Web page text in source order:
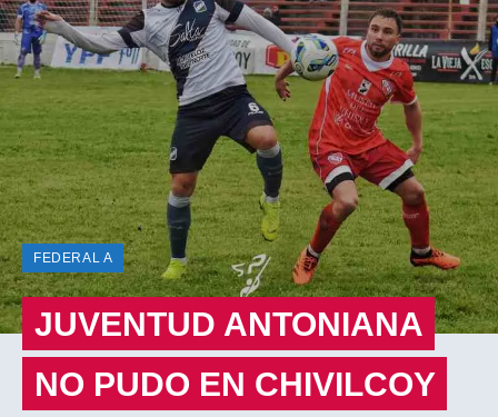
FEDERAL A
JUVENTUD ANTONIANA
NO PUDO EN CHIVILCOY